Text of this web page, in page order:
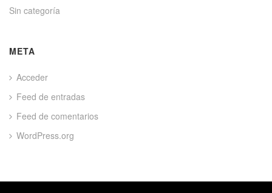
Sin categoría
META
Acceder
Feed de entradas
Feed de comentarios
WordPress.org